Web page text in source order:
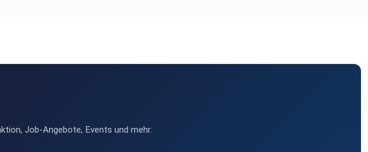
Job-Angebote, Events und mehr.